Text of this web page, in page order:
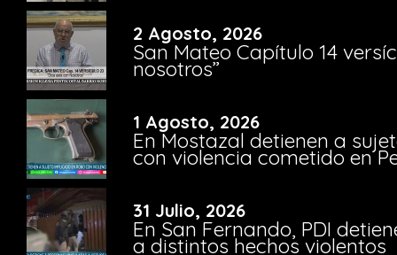
2 Agosto, 2026
San Mateo Capítulo 14
nosotros”
1 Agosto, 2026
En Mostazal detienen a
con violencia cometido en
31 Julio, 2026
En San Fernando, PDI
a distintos hechos violentos